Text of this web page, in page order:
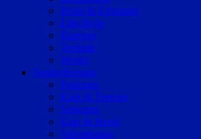
Reise & Erholung
Life-Style
Karriere
Technik
Wetter
Sonderthemen
Podcasts
Kids & Teenies
Senioren
Katz & Hund
Valentinstag